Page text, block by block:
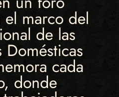
marco del
de las
Domésticas
cada
donde